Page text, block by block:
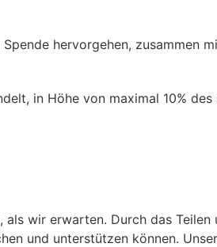
hervorgehen, zusammen
in Höhe von maximal 10% des
, als wir erwarten. Durch das Teilen
und unterstützen können.